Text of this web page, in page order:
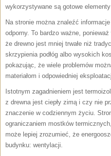
wykorzystywane są gotowe
Na stronie można znaleźć
odporny. To bardzo ważne,
że drewno jest mniej trwałe niż
skrzypienia podłóg albo wysokich
pokazując, że wiele problemów
materiałom i odpowiedniej
Istotnym zagadnieniem jest
z drewna jest ciepły zimą i czy nie
znaczenie w codziennym życiu.
ograniczaniem mostków
może lepiej zrozumieć, że
budynku: wentylacji.